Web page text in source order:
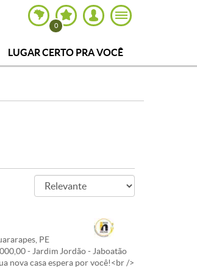
0
LUGAR CERTO PRA VOCÊ
PE
- Jardim Jordão - Jaboatão
nova casa espera por você!<br />